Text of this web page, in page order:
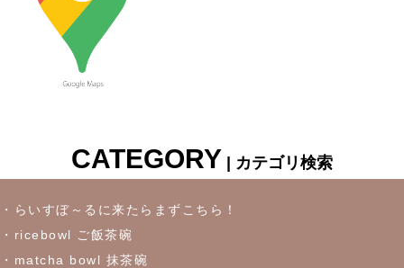
≪新着商品≫ 波佐見焼♪かわいい小鉢入荷しました✿
2023/6/22
2023/6/16
≪おすすめ≫冷たいドリンクいかがです？松助窯ロックグラス
2023/6/7
CATEGORY | カテゴリ検索
・らいすぼ～るに来たらまずこちら！
・ricebowl ご飯茶碗
・matcha bowl 抹茶碗